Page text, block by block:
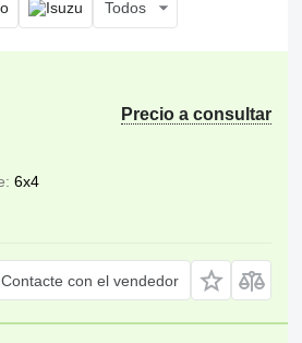
Todos
Precio a consultar
6x4
Contacte con el vendedor